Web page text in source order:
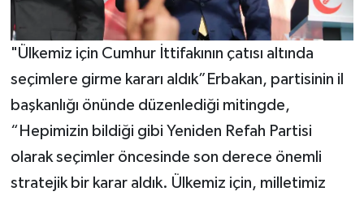
"Ülkemiz için Cumhur İttifakının çatısı altında
seçimlere girme kararı aldık”Erbakan, partisinin il
başkanlığı önünde düzenlediği mitingde,
“Hepimizin bildiği gibi Yeniden Refah Partisi
olarak seçimler öncesinde son derece önemli
stratejik bir karar aldık. Ülkemiz için, milletimiz